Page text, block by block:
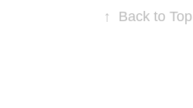
↑ Back to Top